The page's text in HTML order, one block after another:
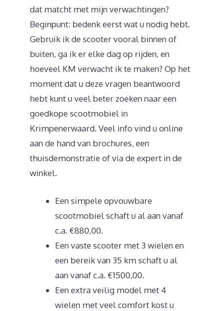
dat matcht met mijn verwachtingen?
Beginpunt: bedenk eerst wat u nodig hebt.
Gebruik ik de scooter vooral binnen of
buiten, ga ik er elke dag op rijden, en
hoeveel KM verwacht ik te maken? Op het
moment dat u deze vragen beantwoord
hebt kunt u veel beter zoeken naar een
goedkope scootmobiel in
Krimpenerwaard. Veel info vind u online
aan de hand van brochures, een
thuisdemonstratie of via de expert in de
winkel.
Een simpele opvouwbare
scootmobiel schaft u al aan vanaf
c.a. €880,00.
Een vaste scooter met 3 wielen en
een bereik van 35 km schaft u al
aan vanaf c.a. €1500,00.
Een extra veilig model met 4
wielen met veel comfort kost u